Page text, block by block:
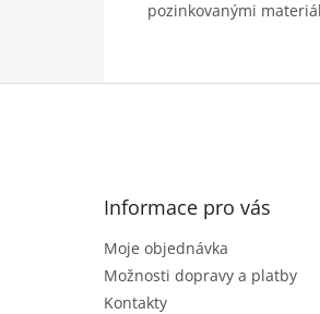
pozinkovanými
Informace pro vás
Moje objednávka
Možnosti dopravy a platby
Kontakty